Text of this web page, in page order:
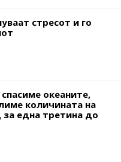
стресот и го
океаните,
количината на
за една третина до